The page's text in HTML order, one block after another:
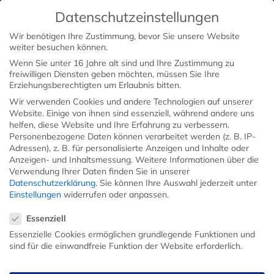
Datenschutzeinstellungen
Wir benötigen Ihre Zustimmung, bevor Sie unsere Website
weiter besuchen können.
Wenn Sie unter 16 Jahre alt sind und Ihre Zustimmung zu
freiwilligen Diensten geben möchten, müssen Sie Ihre
Erziehungsberechtigten um Erlaubnis bitten.
Wir verwenden Cookies und andere Technologien auf unserer
Website. Einige von ihnen sind essenziell, während andere uns
helfen, diese Website und Ihre Erfahrung zu verbessern.
Personenbezogene Daten können verarbeitet werden (z. B. IP-
Adressen), z. B. für personalisierte Anzeigen und Inhalte oder
Anzeigen- und Inhaltsmessung. Weitere Informationen über die
Verwendung Ihrer Daten finden Sie in unserer
Datenschutzerklärung. Sie können Ihre Auswahl jederzeit unter
Einstellungen widerrufen oder anpassen.
Essenziell
Essenzielle Cookies ermöglichen grundlegende Funktionen und
sind für die einwandfreie Funktion der Website erforderlich.